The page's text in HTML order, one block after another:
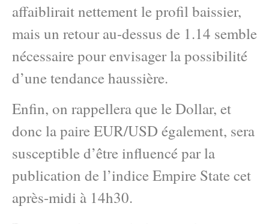
affaiblirait nettement le profil baissier,
mais un retour au-dessus de 1.14 semble
nécessaire pour envisager la possibilité
d’une tendance haussière.
Enfin, on rappellera que le Dollar, et
donc la paire EUR/USD également, sera
susceptible d’être influencé par la
publication de l’indice Empire State cet
après-midi à 14h30.